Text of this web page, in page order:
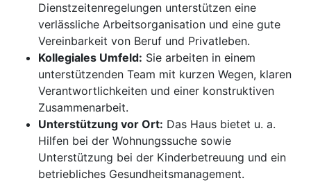
Dienstzeitenregelungen unterstützen eine
verlässliche Arbeitsorganisation und eine gute
Vereinbarkeit von Beruf und Privatleben.
Kollegiales Umfeld: Sie arbeiten in einem
unterstützenden Team mit kurzen Wegen, klaren
Verantwortlichkeiten und einer konstruktiven
Zusammenarbeit.
Unterstützung vor Ort: Das Haus bietet u. a.
Hilfen bei der Wohnungssuche sowie
Unterstützung bei der Kinderbetreuung und ein
betriebliches Gesundheitsmanagement.